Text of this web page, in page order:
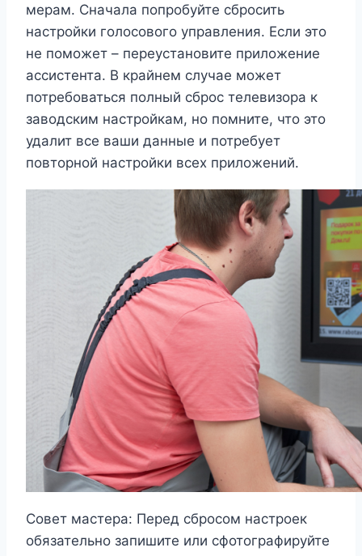
мерам. Сначала попробуйте сбросить
настройки голосового управления. Если это
не поможет – переустановите приложение
ассистента. В крайнем случае может
потребоваться полный сброс телевизора к
заводским настройкам, но помните, что это
удалит все ваши данные и потребует
повторной настройки всех приложений.
Совет мастера: Перед сбросом настроек
обязательно запишите или сфотографируйте